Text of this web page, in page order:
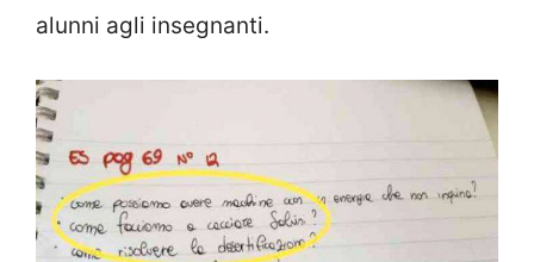
alunni agli insegnanti.